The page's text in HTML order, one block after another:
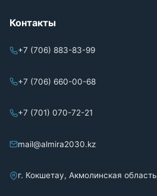
Контакты
+7 (706) 883-83-99
+7 (706) 660-00-68
+7 (701) 070-72-21
mail@almira2030.kz
г. Кокшетау, Акмолинская область